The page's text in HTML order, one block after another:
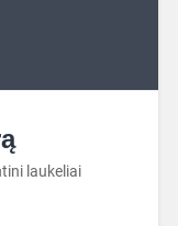
laukeliai